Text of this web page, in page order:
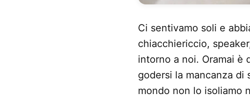
Ci sentivamo soli e
chiacchiericcio,
intorno a noi. Oramai è
godersi la mancanza
mondo non lo isoliamo